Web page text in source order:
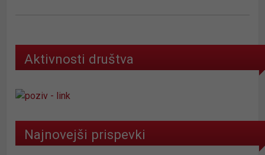
Aktivnosti društva
Najnovejši prispevki